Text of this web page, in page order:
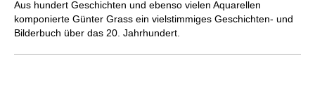
Aus hundert Geschichten und ebenso vielen Aquarellen
komponierte Günter Grass ein vielstimmiges Geschichten- und
Bilderbuch über das 20. Jahrhundert.